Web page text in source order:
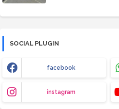
SOCIAL PLUGIN
facebook
instagram